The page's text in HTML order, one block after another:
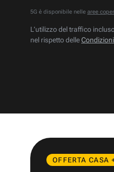
5G è disponibile nelle aree
L’utilizzo del traffico
nel rispetto delle
OFFERTA CASA